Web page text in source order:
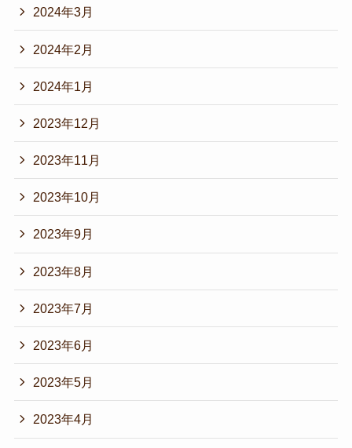
2024年3月
2024年2月
2024年1月
2023年12月
2023年11月
2023年10月
2023年9月
2023年8月
2023年7月
2023年6月
2023年5月
2023年4月